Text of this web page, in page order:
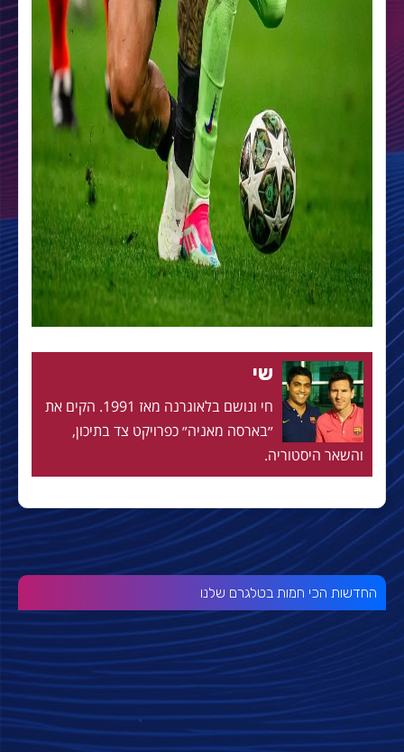
שי
חי ונושם בלאוגרנה מאז 1991. הקים את
״בארסה מאניה״ כפרויקט צד בתיכון,
והשאר היסטוריה.
החדשות הכי חמות בטלגרם שלנו